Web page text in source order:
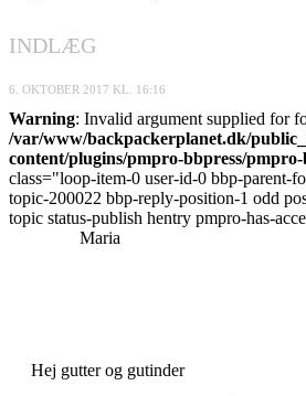
INDLÆG
6. OKTOBER 2017 KL. 16:16
Warning: Invalid argument supplied for
/var/www/backpackerplanet.dk/
content/plugins/pmpro-bbpress/
class="loop-item-0 user-id-0 bbp-parent-
topic-200022 bbp-reply-position-1 odd
topic status-publish hentry pmpro-has-
Maria
Hej gutter og gutinder